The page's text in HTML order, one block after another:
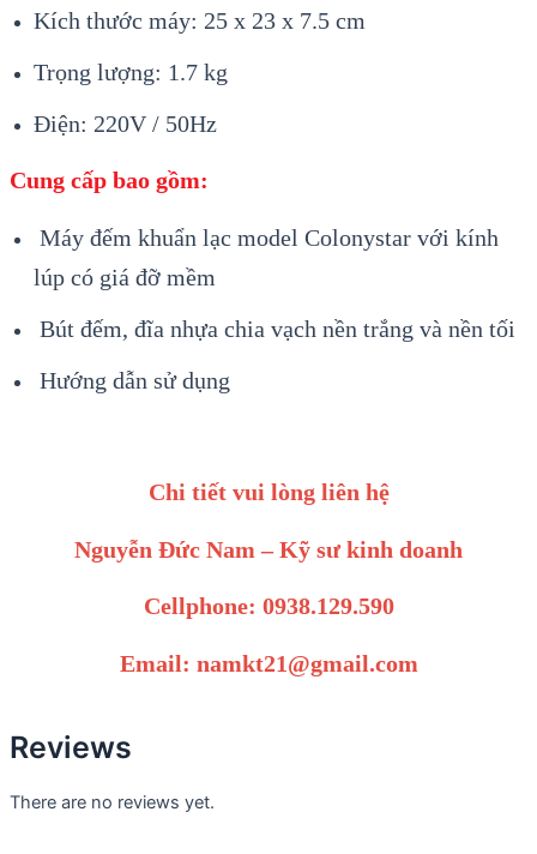
Kích thước máy: 25 x 23 x 7.5 cm
Trọng lượng: 1.7 kg
Điện: 220V / 50Hz
Cung cấp bao gồm:
Máy đếm khuẩn lạc model Colonystar với kính
lúp có giá đỡ mềm
Bút đếm, đĩa nhựa chia vạch nền trắng và nền tối
Hướng dẫn sử dụng
Chi tiết vui lòng liên hệ
Nguyễn Đức Nam – Kỹ sư kinh doanh
Cellphone: 0938.129.590
Email: namkt21@gmail.com
Reviews
There are no reviews yet.